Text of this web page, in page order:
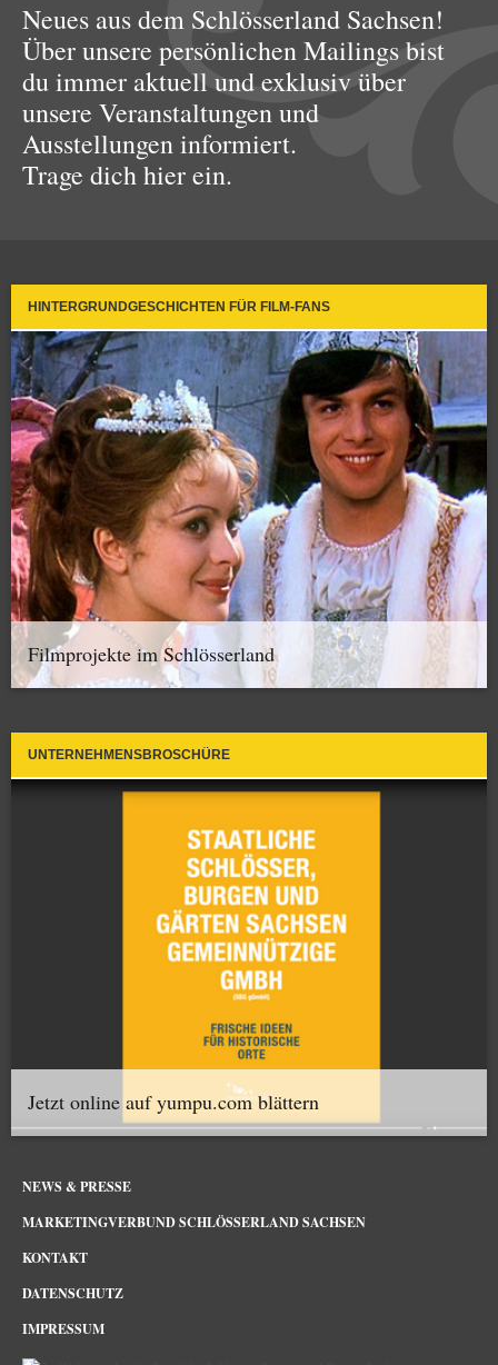
Neues aus dem Schlösserland Sachsen!
Über unsere persönlichen Mailings bist
du immer aktuell und exklusiv über
unsere Veranstaltungen und
Ausstellungen informiert.
Trage dich hier ein.
HINTERGRUNDGESCHICHTEN FÜR FILM-FANS
Filmprojekte im Schlösserland
UNTERNEHMENSBROSCHÜRE
Jetzt online auf yumpu.com blättern
NEWS & PRESSE
MARKETINGVERBUND SCHLÖSSERLAND SACHSEN
KONTAKT
DATENSCHUTZ
IMPRESSUM